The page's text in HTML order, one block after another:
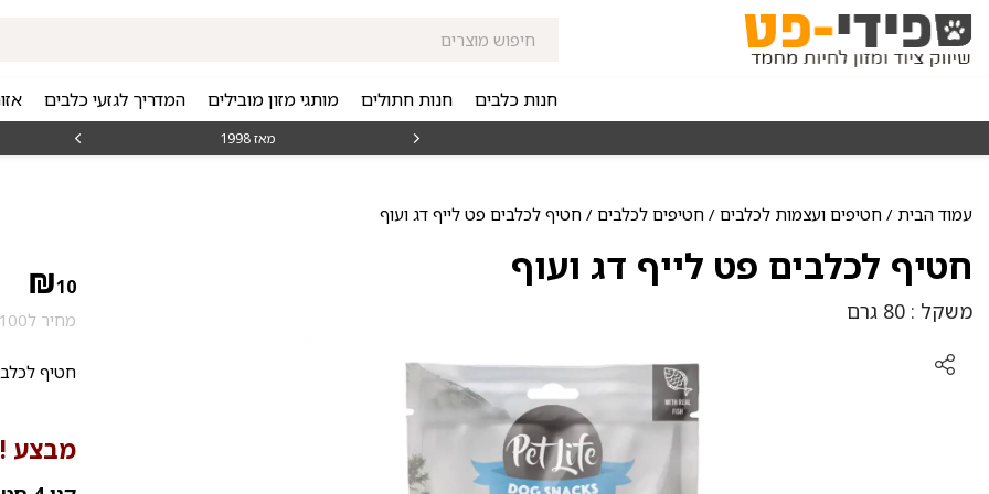
חנות כלבים חנות חתולים מותגי מזון מובילים המדריך לגזעי כלבים
מאז 1998
עמוד הבית / חטיפים ועצמות לכלבים / חטיפים לכלבים / חטיף לכלבים פט לייף דג ועוף
חטיף לכלבים פט לייף דג ועוף
משקל : 80 גרם
₪10
מחיר ל100 גרם: 12.5 ₪
חטיף
מבצע